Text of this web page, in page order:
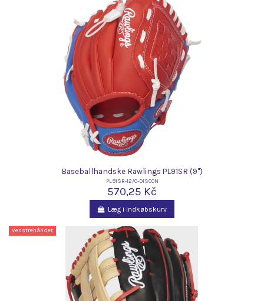
Baseballhandske Rawlings PL91SR (9")
PL91SR-12/0-DISCON
570,25 Kč
Læg i indkøbskurv
Venstrehåndet